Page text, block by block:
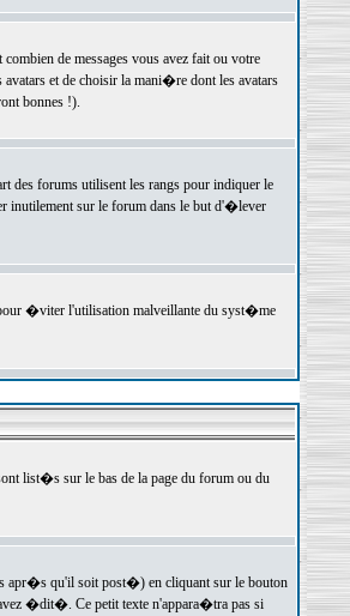
de messages vous avez fait ou votre
et de choisir la mani�re dont les avatars
bonnes !).
des forums utilisent les rangs pour indiquer le
inutilement sur le forum dans le but d'�lever
�viter l'utilisation malveillante du syst�me
list�s sur le bas de la page du forum ou du
apr�s qu'il soit post�) en cliquant sur le bouton
�dit�. Ce petit texte n'appara�tra pas si